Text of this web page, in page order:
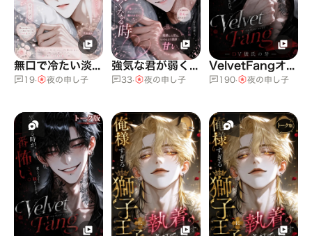
無口で冷たい淡白男が甘々になる時
19· 夜の申し子
強気な君が弱くなる時
33· 夜の申し子
VelvetFangオーナーDV男
190· 夜の申し子